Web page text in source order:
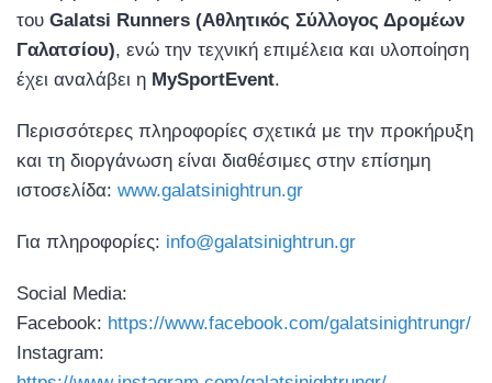
του Galatsi Runners (Αθλητικός Σύλλογος Δρομέων
Γαλατσίου), ενώ την τεχνική επιμέλεια και υλοποίηση
έχει αναλάβει η MySportEvent.
Περισσότερες πληροφορίες σχετικά με την προκήρυξη
και τη διοργάνωση είναι διαθέσιμες στην επίσημη
ιστοσελίδα: www.galatsinightrun.gr
Για πληροφορίες: info@galatsinightrun.gr
Social Media:
Facebook: https://www.facebook.com/galatsinightrungr/
Instagram: